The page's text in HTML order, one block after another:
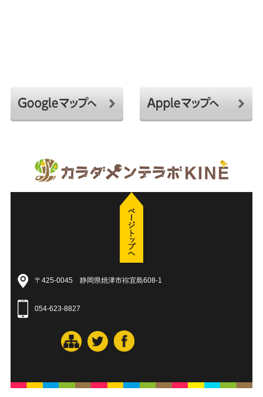
〒425-0045 静岡県焼津市祢宜島608-1
054-623-8827